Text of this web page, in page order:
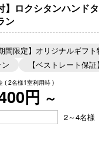
】ロクシタンハン
ン
期間限定】オリジナルギフ
【ベストレート保
( 2名様1室利用時 )
円 ～
2～4名様